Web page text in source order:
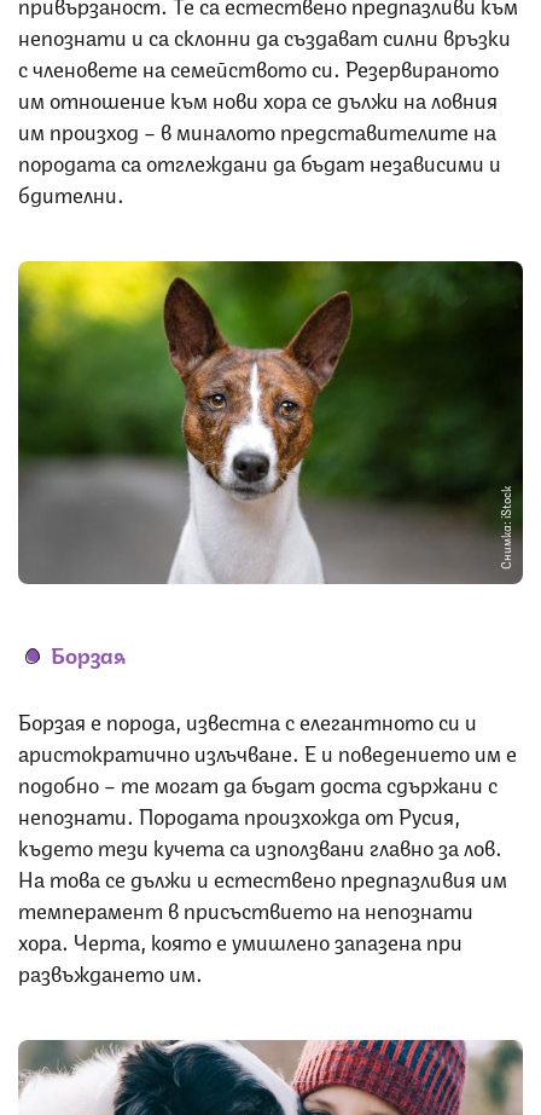
непознати и са склонни да създават силни връзки
с членовете на семейството си. Резервираното
им отношение към нови хора се дължи на ловния
им произход – в миналото представителите на
породата са отглеждани да бъдат независими и
бдителни.
Снимка: iStock
Борзая
Борзая е порода, известна с елегантното си и
аристократично излъчване. Е и поведението им е
подобно – те могат да бъдат доста сдържани с
непознати. Породата произхожда от Русия,
където тези кучета са използвани главно за лов.
На това се дължи и естествено предпазливия им
темперамент в присъствието на непознати
хора. Черта, която е умишлено запазена при
развъждането им.